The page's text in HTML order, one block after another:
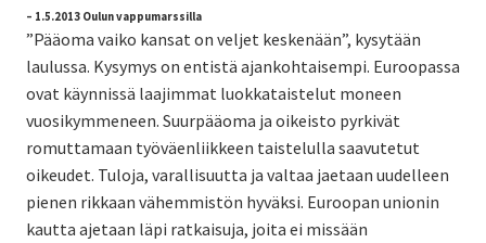
– 1.5.2013 Oulun vappumarssilla
”Pääoma vaiko kansat on veljet keskenään”, kysytään
laulussa. Kysymys on entistä ajankohtaisempi. Euroopassa
ovat käynnissä laajimmat luokkataistelut moneen
vuosikymmeneen. Suurpääoma ja oikeisto pyrkivät
romuttamaan työväenliikkeen taistelulla saavutetut
oikeudet. Tuloja, varallisuutta ja valtaa jaetaan uudelleen
pienen rikkaan vähemmistön hyväksi. Euroopan unionin
kautta ajetaan läpi ratkaisuja, joita ei missään